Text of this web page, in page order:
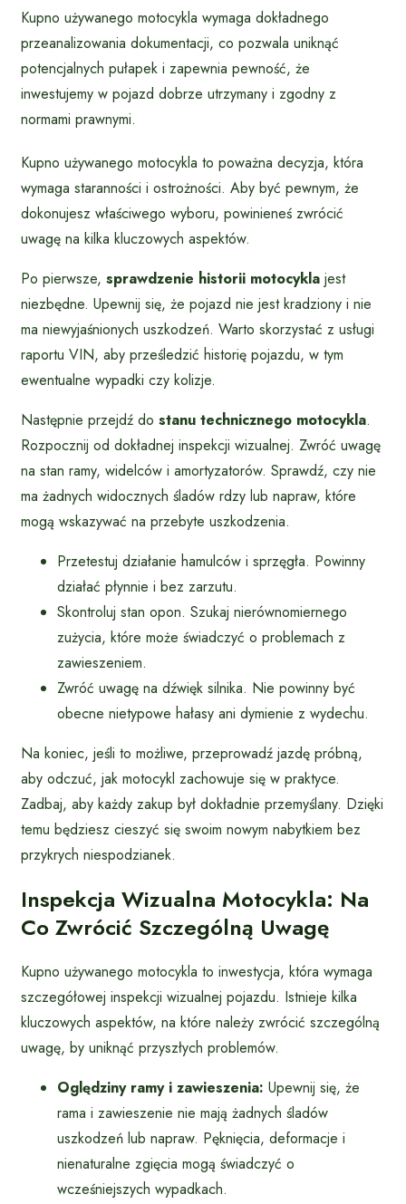
Kupno używanego motocykla wymaga dokładnego
przeanalizowania dokumentacji, co pozwala uniknąć
potencjalnych pułapek i zapewnia pewność, że
inwestujemy w pojazd dobrze utrzymany i zgodny z
normami prawnymi.
Kupno używanego motocykla to poważna decyzja, która
wymaga staranności i ostrożności. Aby być pewnym, że
dokonujesz właściwego wyboru, powinieneś zwrócić
uwagę na kilka kluczowych aspektów.
Po pierwsze, sprawdzenie historii motocykla jest
niezbędne. Upewnij się, że pojazd nie jest kradziony i nie
ma niewyjaśnionych uszkodzeń. Warto skorzystać z usługi
raportu VIN, aby prześledzić historię pojazdu, w tym
ewentualne wypadki czy kolizje.
Następnie przejdź do stanu technicznego motocykla.
Rozpocznij od dokładnej inspekcji wizualnej. Zwróć uwagę
na stan ramy, widelców i amortyzatorów. Sprawdź, czy nie
ma żadnych widocznych śladów rdzy lub napraw, które
mogą wskazywać na przebyte uszkodzenia.
Przetestuj działanie hamulców i sprzęgła. Powinny
działać płynnie i bez zarzutu.
Skontroluj stan opon. Szukaj nierównomiernego
zużycia, które może świadczyć o problemach z
zawieszeniem.
Zwróć uwagę na dźwięk silnika. Nie powinny być
obecne nietypowe hałasy ani dymienie z wydechu.
Na koniec, jeśli to możliwe, przeprowadź jazdę próbną,
aby odczuć, jak motocykl zachowuje się w praktyce.
Zadbaj, aby każdy zakup był dokładnie przemyślany. Dzięki
temu będziesz cieszyć się swoim nowym nabytkiem bez
przykrych niespodzianek.
Inspekcja Wizualna Motocykla: Na
Co Zwrócić Szczególną Uwagę
Kupno używanego motocykla to inwestycja, która wymaga
szczegółowej inspekcji wizualnej pojazdu. Istnieje kilka
kluczowych aspektów, na które należy zwrócić szczególną
uwagę, by uniknąć przyszłych problemów.
Oględziny ramy i zawieszenia: Upewnij się, że
rama i zawieszenie nie mają żadnych śladów
uszkodzeń lub napraw. Pęknięcia, deformacje i
nienaturalne zgięcia mogą świadczyć o
wcześniejszych wypadkach.